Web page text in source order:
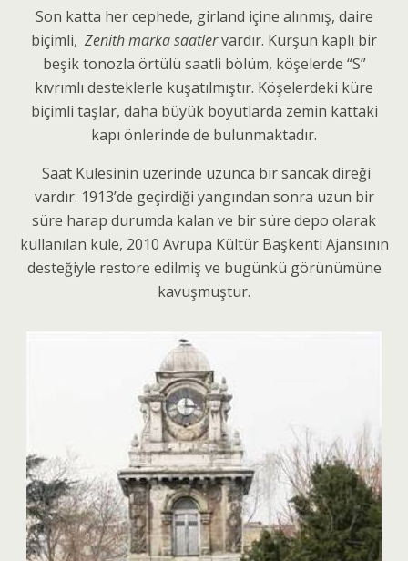
Son katta her cephede, girland içine alınmış, daire
biçimli, Zenith marka saatlervardır. Kurşun kaplı bir
beşik tonozla örtülü saatli bölüm, köşelerde “S”
kıvrımlı desteklerle kuşatılmıştır. Köşelerdeki küre
biçimli taşlar, daha büyük boyutlarda zemin kattaki
kapı önlerinde de bulunmaktadır.
Saat Kulesinin üzerinde uzunca bir sancak direği
vardır. 1913’de geçirdiği yangından sonra uzun bir
süre harap durumda kalan ve bir süre depo olarak
kullanılan kule, 2010 Avrupa Kültür Başkenti Ajansının
desteğiyle restore edilmiş ve bugünkü görünümüne
kavuşmuştur.